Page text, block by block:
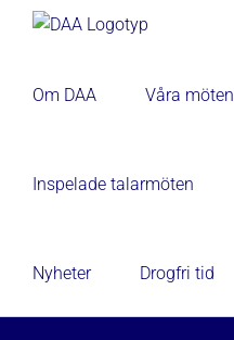
Fortsätt
Om DAA
Våra möten
Inspelade talarmöten
Nyheter Drogfri tid